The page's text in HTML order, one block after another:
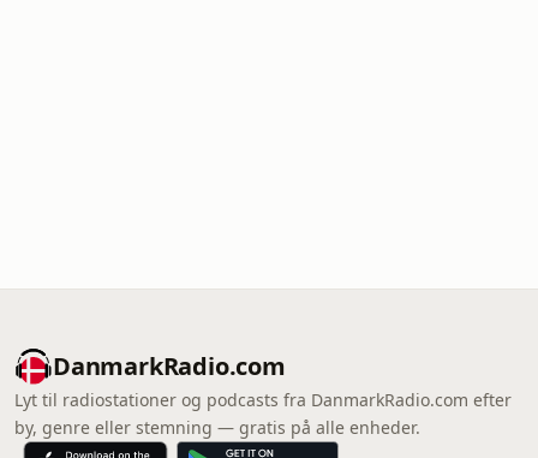
DanmarkRadio.com
Lyt til radiostationer og podcasts fra DanmarkRadio.com efter
by, genre eller stemning — gratis på alle enheder.